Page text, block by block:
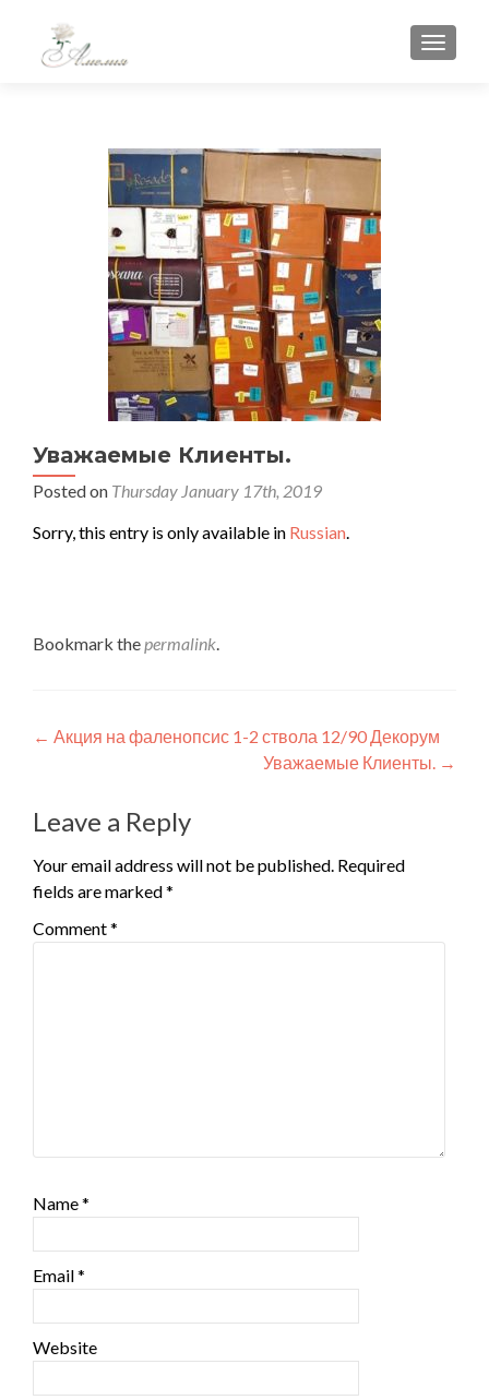
Уважаемые Клиенты.
Posted on Thursday January 17th, 2019
Sorry, this entry is only available in Russian.
Bookmark thepermalink.
Post
← Акция на фаленопсис 1-2 ствола 12/90 Декорум
Уважаемые Клиенты. →
Leave a Reply
Your email address will not be published. Required
fields are marked*
Comment*
Name*
Email*
Website